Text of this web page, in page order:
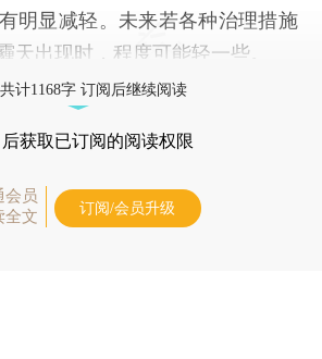
明显减轻。未来若各种治理措施
天出现时，程度可能轻一些。
计1168字 订阅后继续阅读
后获取已订阅的阅读权限
会员
全文
订阅/会员升级